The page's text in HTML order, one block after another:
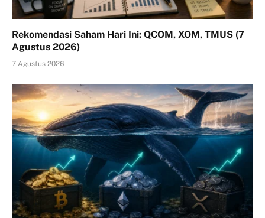
Rekomendasi Saham Hari Ini: QCOM, XOM, TMUS (7
Agustus 2026)
7 Agustus 2026